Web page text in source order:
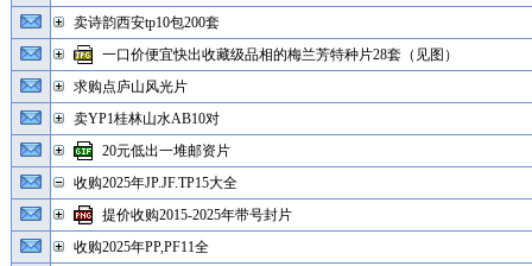
卖诗韵西安tp10包200套
一口价便宜快出收藏级品相的梅兰芳特种片28套（见图）
求购点庐山风光片
卖YP1桂林山水AB10对
20元低出一堆邮资片
收购2025年JP.JF.TP15大全
提价收购2015-2025年带号封片
收购2025年PP,PF11全